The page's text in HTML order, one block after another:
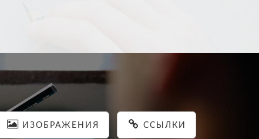
ИЗОБРАЖЕНИЯ ССЫЛКИ